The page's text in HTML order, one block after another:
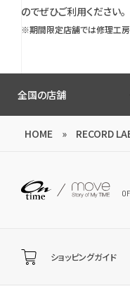
のでぜひご利用ください。
※期間限定店舗では修理工房
全国の店舗
HOME » RECORD
ショッピングガイド